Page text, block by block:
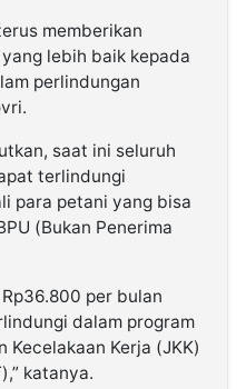
memberikan
lebih baik kepada
perlindungan
saat ini seluruh
terlindungi
para petani yang bisa
(Bukan Penerima
per bulan
dalam program
Kecelakaan Kerja (JKK)
katanya.